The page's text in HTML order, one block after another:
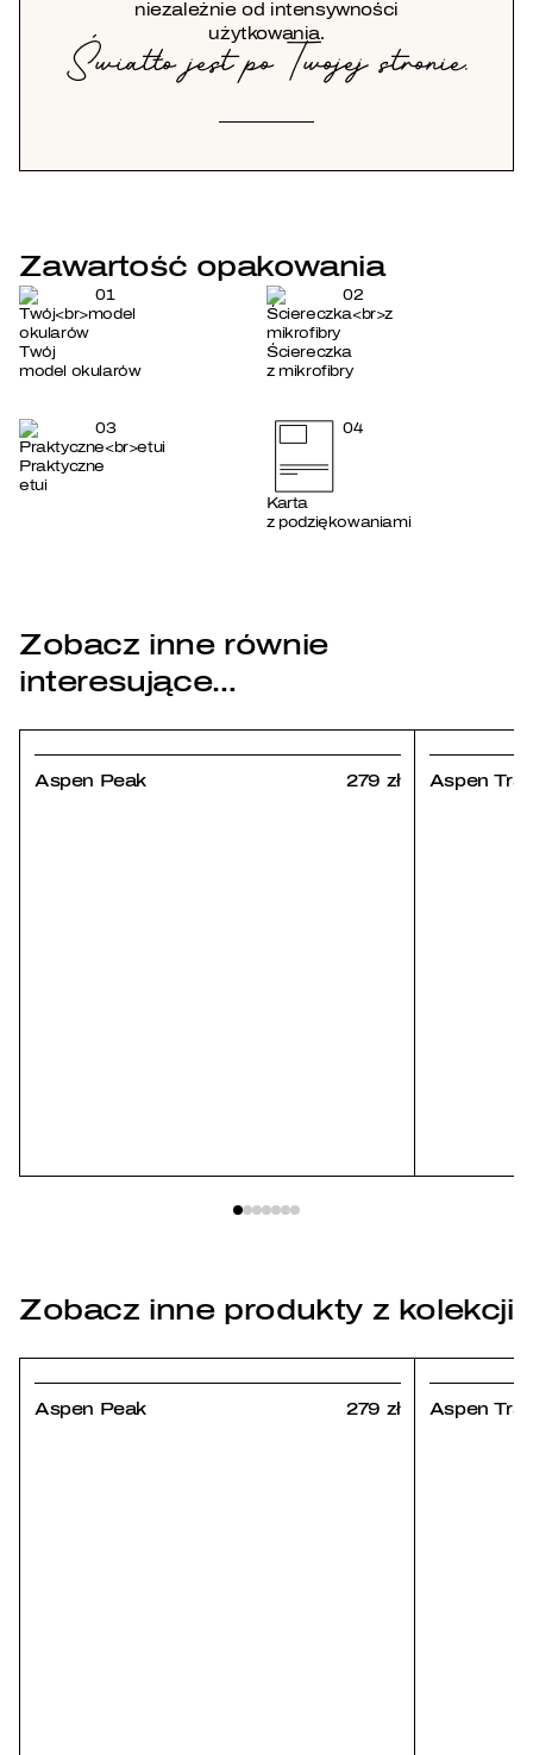
niezależnie od intensywności
użytkowania.
Światło jest po Twojej stronie.
Zawartość opakowania
01
Twój
model okularów
02
Ściereczka
z mikrofibry
03
Praktyczne
etui
04
Karta
z podziękowaniami
Zobacz inne równie
interesujące…
Aspen Peak 279 zł Aspen Trail
Zobacz inne produkty z kolekcji
Aspen Peak 279 zł Aspen Trail